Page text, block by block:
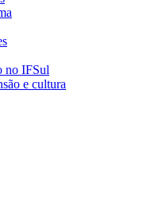
no IFSul
e cultura